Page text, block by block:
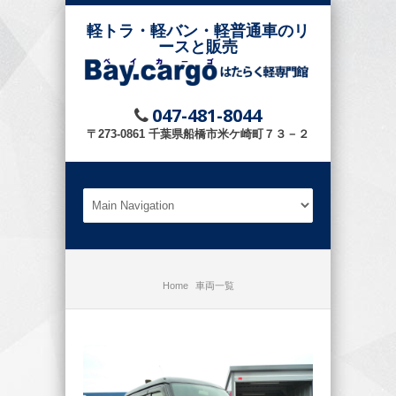
軽トラ・軽バン・軽普通車のリ
ースと販売
047-481-8044
〒273-0861 千葉県船橋市米ケ崎町７３－２
Home 車両一覧